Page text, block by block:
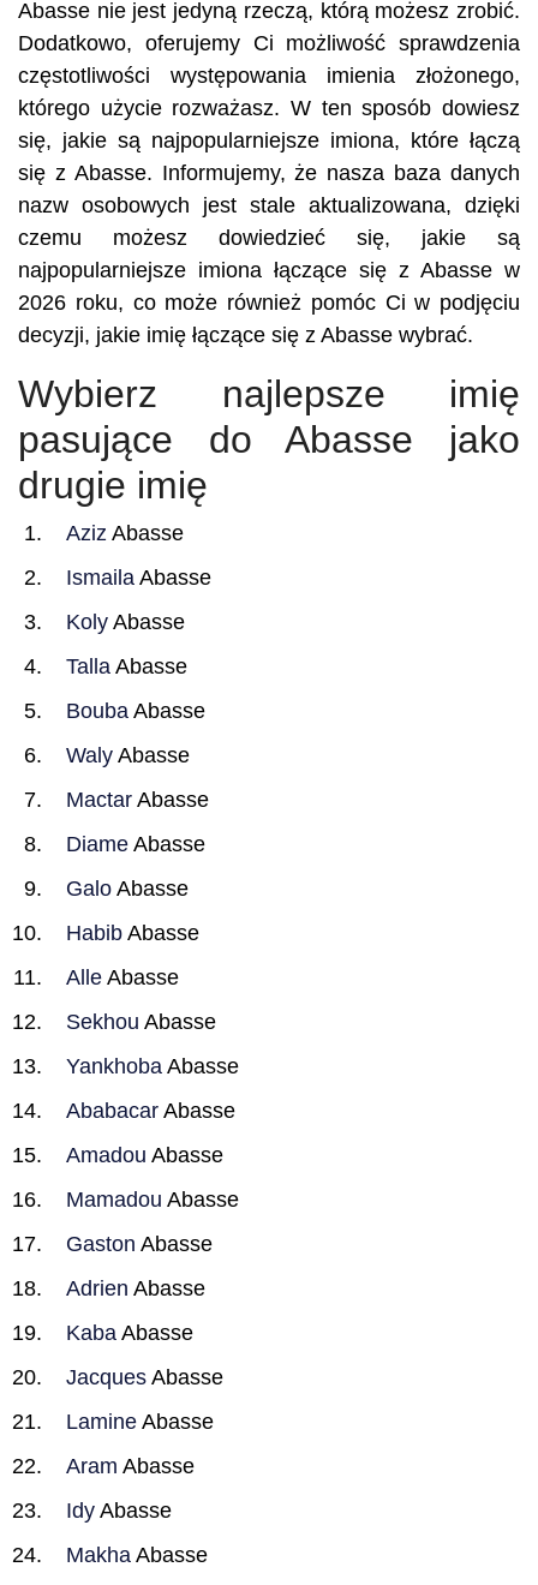
Abasse nie jest jedyną rzeczą, którą możesz zrobić.
Dodatkowo, oferujemy Ci możliwość sprawdzenia
częstotliwości występowania imienia złożonego,
którego użycie rozważasz. W ten sposób dowiesz
się, jakie są najpopularniejsze imiona, które łączą
się z Abasse. Informujemy, że nasza baza danych
nazw osobowych jest stale aktualizowana, dzięki
czemu możesz dowiedzieć się, jakie są
najpopularniejsze imiona łączące się z Abasse w
2026 roku, co może również pomóc Ci w podjęciu
decyzji, jakie imię łączące się z Abasse wybrać.
Wybierz najlepsze imię
pasujące do Abasse jako
drugie imię
Aziz Abasse
Ismaila Abasse
Koly Abasse
Talla Abasse
Bouba Abasse
Waly Abasse
Mactar Abasse
Diame Abasse
Galo Abasse
Habib Abasse
Alle Abasse
Sekhou Abasse
Yankhoba Abasse
Ababacar Abasse
Amadou Abasse
Mamadou Abasse
Gaston Abasse
Adrien Abasse
Kaba Abasse
Jacques Abasse
Lamine Abasse
Aram Abasse
Idy Abasse
Makha Abasse